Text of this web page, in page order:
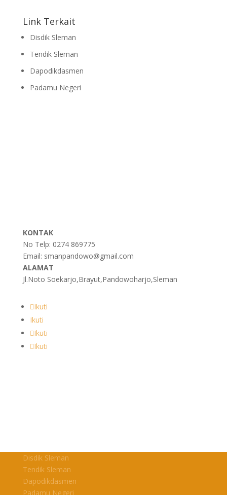
Link Terkait
Disdik Sleman
Tendik Sleman
Dapodikdasmen
Padamu Negeri
KONTAK
No Telp: 0274 869775
Email: smanpandowo@gmail.com
ALAMAT
Jl.Noto Soekarjo,Brayut,Pandowoharjo,Sleman
Ikuti
Ikuti
Ikuti
Ikuti
Disdik Sleman
Tendik Sleman
Dapodikdasmen
Padamu Negeri